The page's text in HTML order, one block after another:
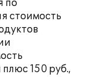
по
стоимость
150 руб.,